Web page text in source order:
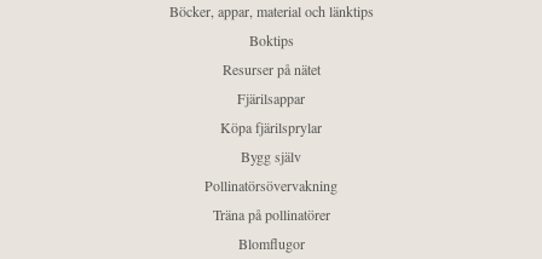
Böcker, appar, material och länktips
Boktips
Resurser på nätet
Fjärilsappar
Köpa fjärilsprylar
Bygg själv
Pollinatörsövervakning
Träna på pollinatörer
Blomflugor